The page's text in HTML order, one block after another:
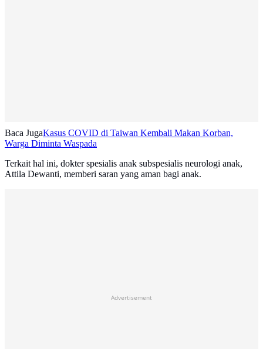
Baca JugaKasus COVID di Taiwan Kembali Makan Korban,
Warga Diminta Waspada
Terkait hal ini, dokter spesialis anak subspesialis neurologi anak,
Attila Dewanti, memberi saran yang aman bagi anak.
Advertisement